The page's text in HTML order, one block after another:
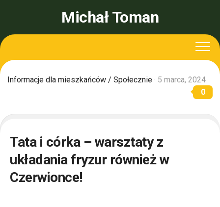
Michał Toman
Informacje dla mieszkańców / Społecznie · 5 marca, 2024
0
Tata i córka – warsztaty z
układania fryzur również w
Czerwionce!